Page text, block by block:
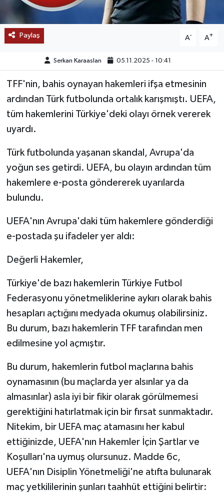
Paylaş A- A+
Serkan Karaaslan 05.11.2025 - 10:41
TFF'nin, bahis oynayan hakemleri ifşa etmesinin
ardından Türk futbolunda ortalık karışmıştı. UEFA,
tüm hakemlerini Türkiye'deki olayı örnek vererek
uyardı.
Türk futbolunda yaşanan skandal, Avrupa'da
yoğun ses getirdi. UEFA, bu olayın ardından tüm
hakemlere e-posta göndererek uyarılarda
bulundu.
UEFA'nın Avrupa'daki tüm hakemlere gönderdiği
e-postada şu ifadeler yer aldı:
Değerli Hakemler,
Türkiye'de bazı hakemlerin Türkiye Futbol
Federasyonu yönetmeliklerine aykırı olarak bahis
hesapları açtığını medyada okumuş olabilirsiniz.
Bu durum, bazı hakemlerin TFF tarafından men
edilmesine yol açmıştır.
Bu durum, hakemlerin futbol maçlarına bahis
oynamasının (bu maçlarda yer alsınlar ya da
almasınlar) asla iyi bir fikir olarak görülmemesi
gerektiğini hatırlatmak için bir fırsat sunmaktadır.
Nitekim, bir UEFA maç atamasını her kabul
ettiğinizde, UEFA'nın Hakemler İçin Şartlar ve
Koşulları'na uymuş olursunuz. Madde 6c,
UEFA'nın Disiplin Yönetmeliği'ne atıfta bulunarak
maç yetkililerinin şunları taahhüt ettiğini belirtir:
KEŞFET
POPÜLER
DÜNYA
TREND
OTOMOTİV
TEKNOLOJİ
YAŞAM